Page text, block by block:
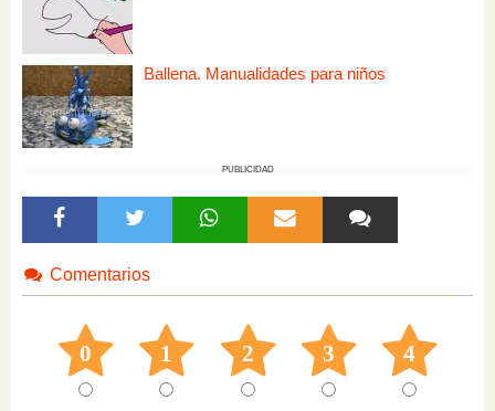
Ballena. Manualidades para niños
PUBLICIDAD
Comentarios
0 1 2 3 4